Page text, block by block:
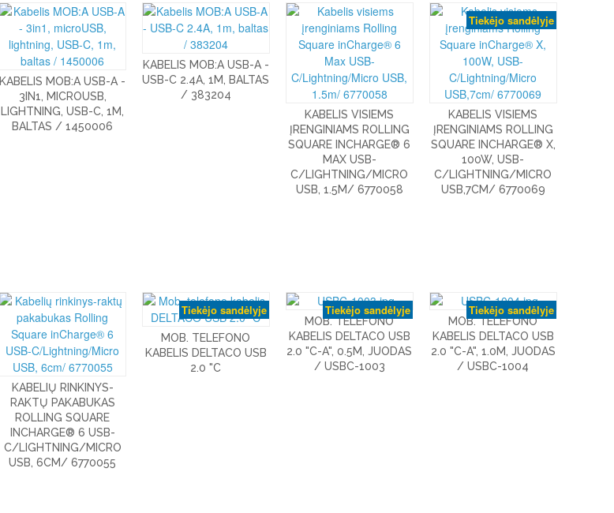
KABELIS MOB:A USB-A -
3IN1, MICROUSB,
LIGHTNING, USB-C, 1M,
BALTAS / 1450006
KABELIS MOB:A USB-A -
USB-C 2.4A, 1M, BALTAS
/ 383204
KABELIS VISIEMS
ĮRENGINIAMS ROLLING
SQUARE INCHARGE® 6
MAX USB-
C/LIGHTNING/MICRO
USB, 1.5M/ 6770058
Tiekėjo sandėlyje
KABELIS VISIEMS
ĮRENGINIAMS ROLLING
SQUARE INCHARGE® X,
100W, USB-
C/LIGHTNING/MICRO
USB,7CM/ 6770069
KABELIŲ RINKINYS-
RAKTŲ PAKABUKAS
ROLLING SQUARE
INCHARGE® 6 USB-
C/LIGHTNING/MICRO
USB, 6CM/ 6770055
Tiekėjo sandėlyje
MOB. TELEFONO
KABELIS DELTACO USB
2.0 "C
Tiekėjo sandėlyje
MOB. TELEFONO
KABELIS DELTACO USB
2.0 "C-A", 0.5M, JUODAS
/ USBC-1003
Tiekėjo sandėlyje
MOB. TELEFONO
KABELIS DELTACO USB
2.0 "C-A", 1.0M, JUODAS
/ USBC-1004